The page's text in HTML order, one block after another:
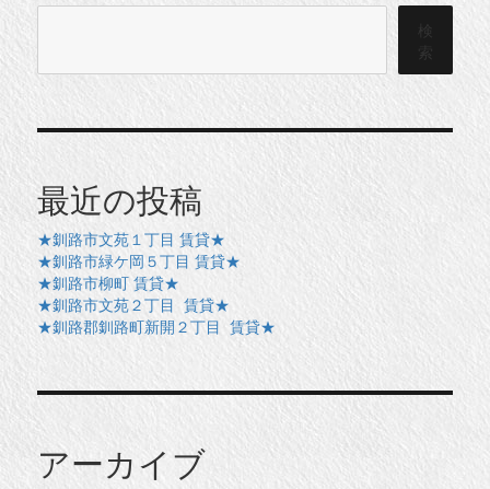
検
索
最近の投稿
★釧路市文苑１丁目 賃貸★
★釧路市緑ケ岡５丁目 賃貸★
★釧路市柳町 賃貸★
★釧路市文苑２丁目 賃貸★
★釧路郡釧路町新開２丁目 賃貸★
アーカイブ